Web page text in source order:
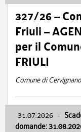
327/26 –
Friuli –
per il
FRIULI
Comune di
31.07.2026 -
domande: